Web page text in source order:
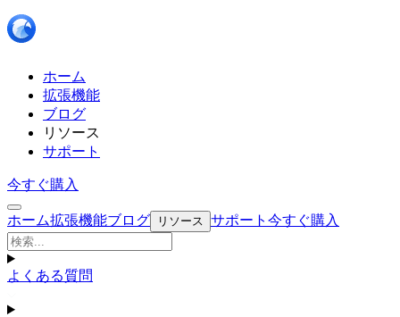
ホーム
拡張機能
ブログ
リソース
サポート
今すぐ購入
ホーム拡張機能ブログ リソース サポート 今すぐ購入
よくある質問